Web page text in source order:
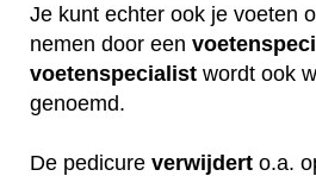
Je kunt echter ook je voeten
nemen door een
voetenspecialist wordt ook
genoemd.
De pedicure verwijdert o.a.